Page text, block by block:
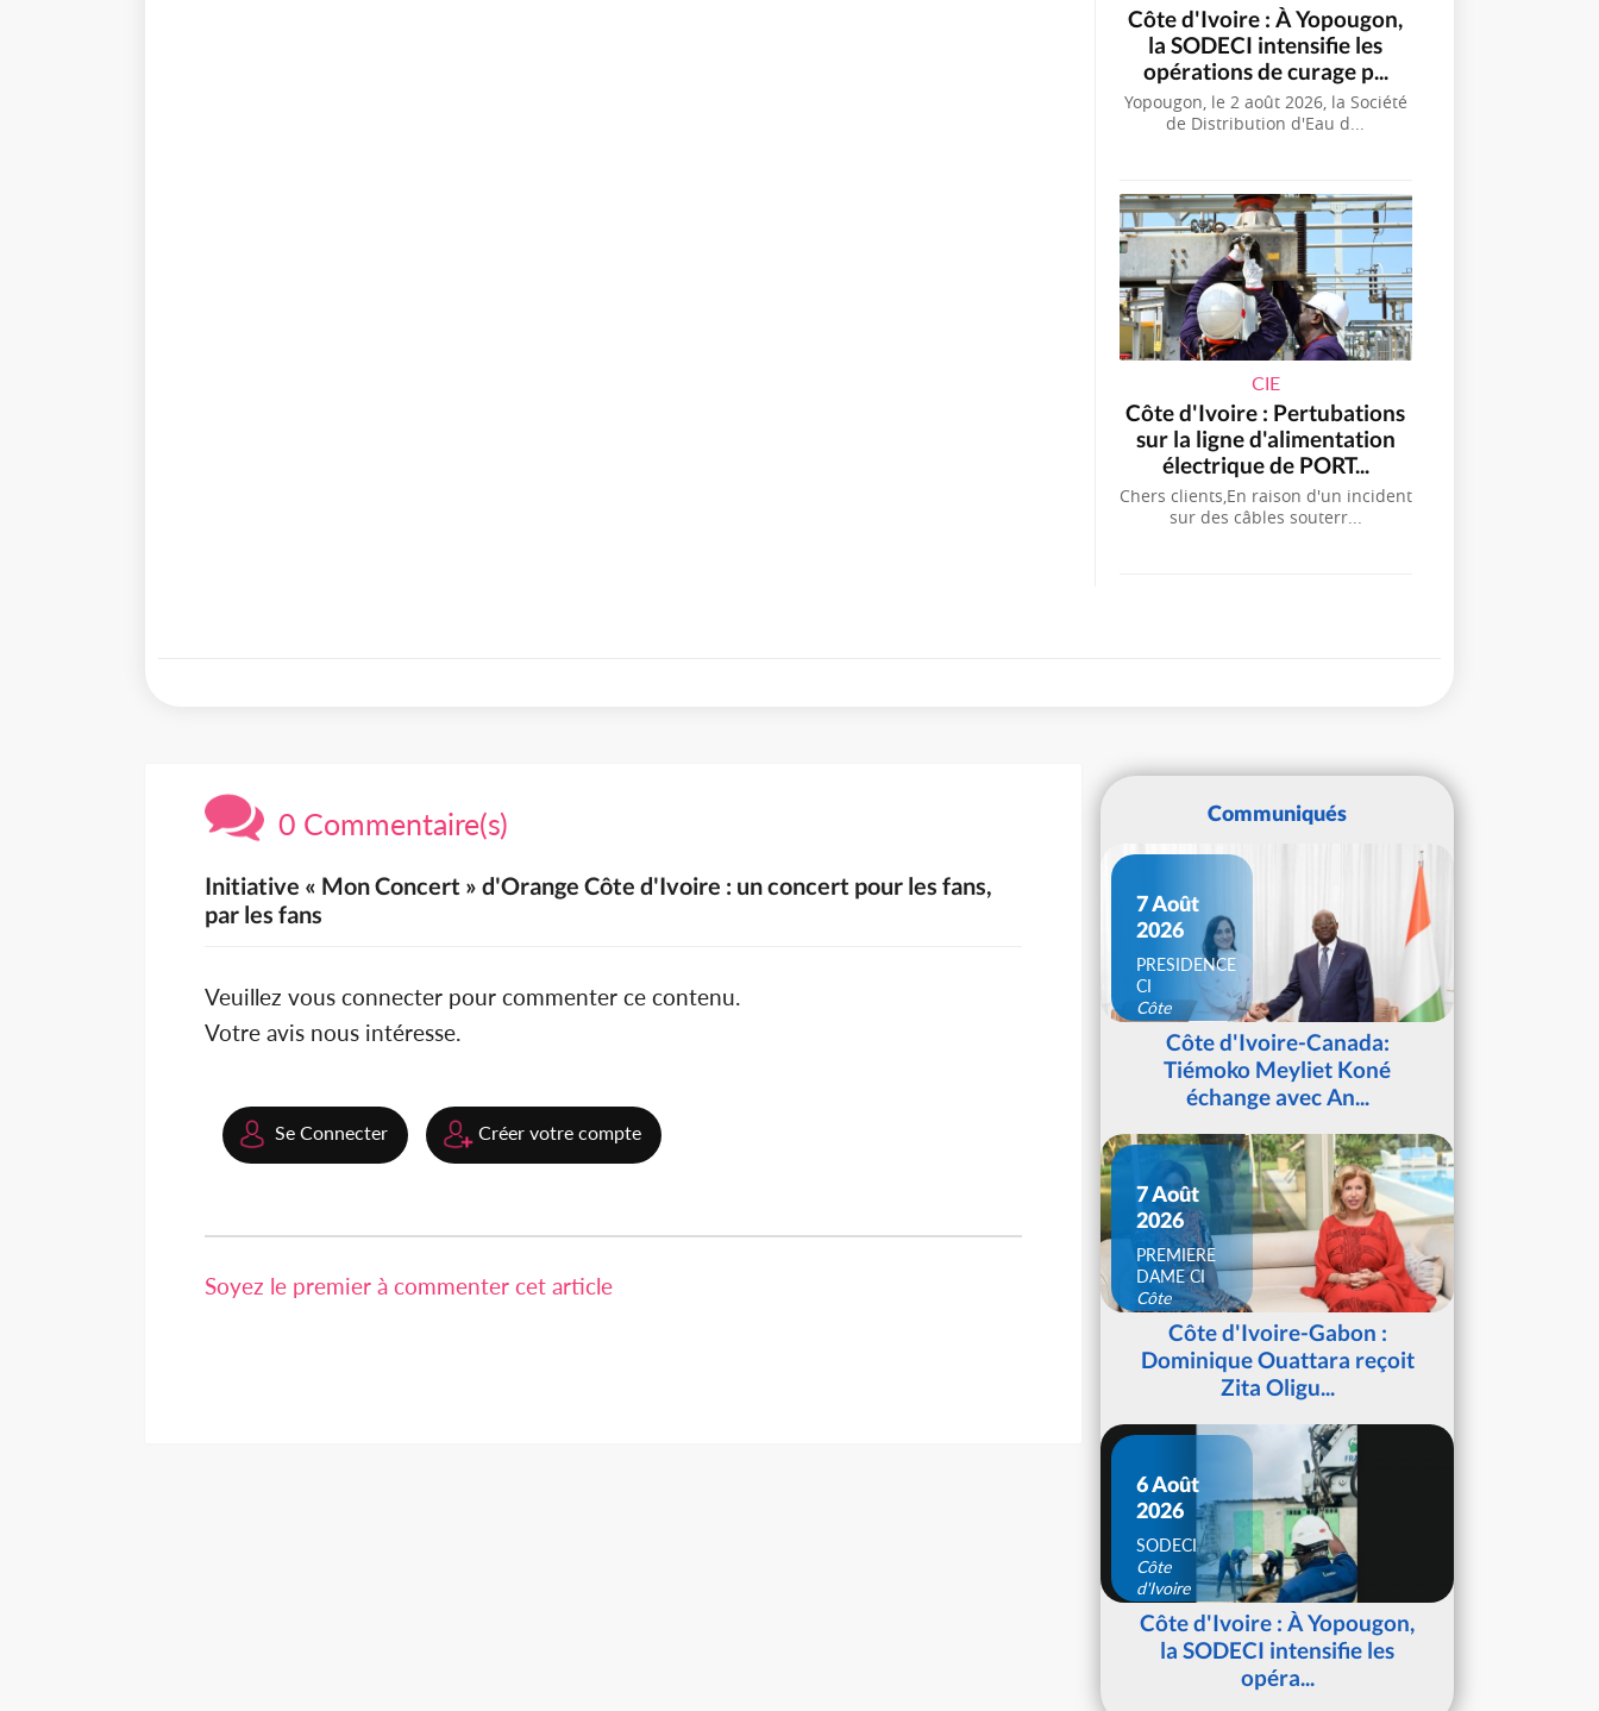
Côte d'Ivoire : À Yopougon,
la SODECI intensifie les
opérations de curage p...
Yopougon, le 2 août 2026, la Société
de Distribution d'Eau d...
CIE
Côte d'Ivoire : Pertubations
sur la ligne d'alimentation
électrique de PORT...
Chers clients,En raison d'un incident
sur des câbles souterr...
0 Commentaire(s)
Initiative « Mon Concert » d'Orange Côte d'Ivoire : un concert pour les fans,
par les fans
Veuillez vous connecter pour commenter ce contenu.
Votre avis nous intéresse.
Se Connecter Créer votre compte
Soyez le premier à commenter cet article
Communiqués
7 Août
2026
PRESIDENCE
CI
Côte
d'IvoireCôte d'Ivoire-Canada:
Tiémoko Meyliet Koné
échange avec An...
7 Août
2026
PREMIERE
DAME CI
Côte
d'IvoireCôte d'Ivoire-Gabon :
Dominique Ouattara reçoit
Zita Oligu...
6 Août
2026
SODECI
Côte
d'Ivoire
Côte d'Ivoire : À Yopougon,
la SODECI intensifie les
opéra...